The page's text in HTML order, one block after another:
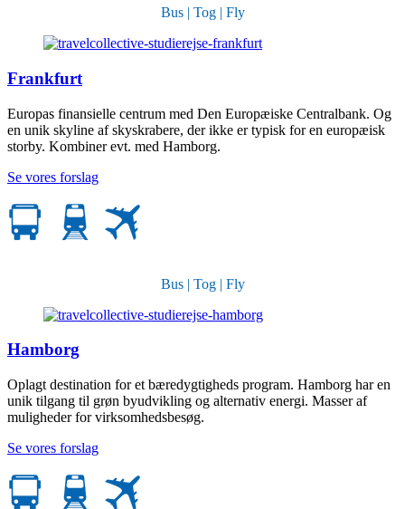
Bus | Tog | Fly
Frankfurt
Europas finansielle centrum med Den Europæiske Centralbank. Og
en unik skyline af skyskrabere, der ikke er typisk for en europæisk
storby. Kombiner evt. med Hamborg.
Se vores forslag
Bus | Tog | Fly
Hamborg
Oplagt destination for et bæredygtigheds program. Hamborg har en
unik tilgang til grøn byudvikling og alternativ energi. Masser af
muligheder for virksomhedsbesøg.
Se vores forslag